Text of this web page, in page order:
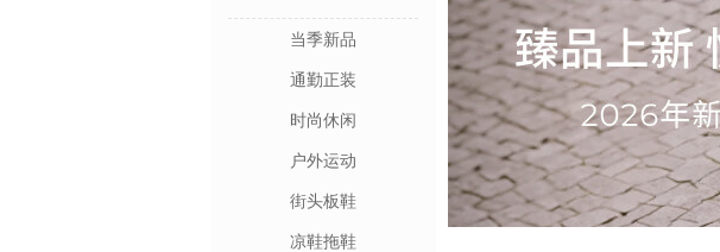
当季新品
通勤正装
时尚休闲
户外运动
街头板鞋
凉鞋拖鞋